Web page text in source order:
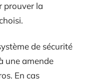
prouver la
de sécurité
une amende
En cas